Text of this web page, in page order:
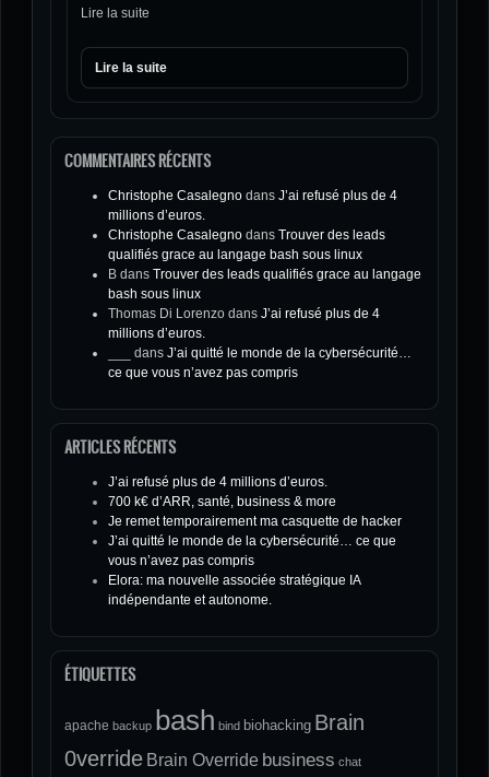
Lire la suite
Lire la suite
COMMENTAIRES RÉCENTS
Christophe Casalegno dans J’ai refusé plus de 4
millions d’euros.
Christophe Casalegno dans Trouver des leads
qualifiés grace au langage bash sous linux
B dans Trouver des leads qualifiés grace au langage
bash sous linux
Thomas Di Lorenzo dans J’ai refusé plus de 4
millions d’euros.
dans J’ai quitté le monde de la cybersécurité…
ce que vous n’avez pas compris
ARTICLES RÉCENTS
J’ai refusé plus de 4 millions d’euros.
700 k€ d’ARR, santé, business & more
Je remet temporairement ma casquette de hacker
J’ai quitté le monde de la cybersécurité… ce que
vous n’avez pas compris
Elora: ma nouvelle associée stratégique IA
indépendante et autonome.
ÉTIQUETTES
apache backup bash bind biohacking Brain
0verride Brain Override business chat